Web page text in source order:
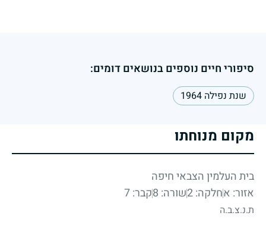
סיפורי חיים נוספים בנושאים דומים:
שנת נפילה 1964
מקום מנוחתו
בית העלמין הצבאי חיפה
אזור: אחלקה: 2 שורה: 8 קבר: 7
ת.נ.צ.ב.ה